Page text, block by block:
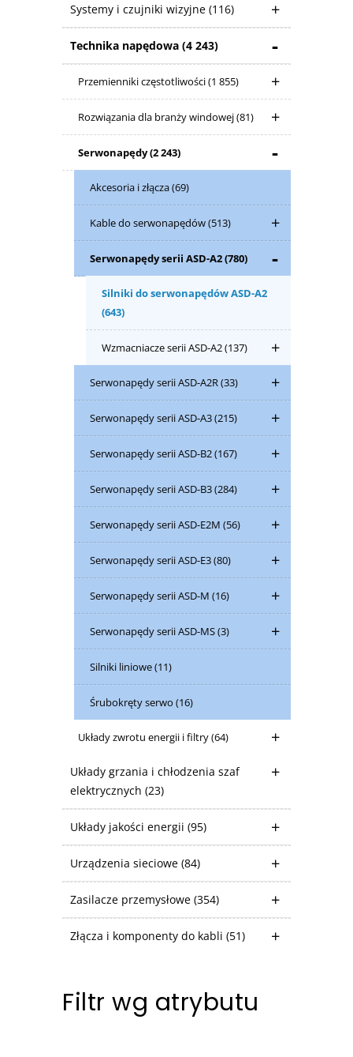
Systemy i czujniki wizyjne (116)
Technika napędowa (4 243)
Przemienniki częstotliwości(1 855)
Rozwiązania dla branży windowej(81)
Serwonapędy(2 243)
Akcesoria i złącza(69)
Kable do serwonapędów(513)
Serwonapędy serii ASD-A2(780)
Silniki do serwonapędów ASD-A2
(643)
Wzmacniacze serii ASD-A2(137)
Serwonapędy serii ASD-A2R(33)
Serwonapędy serii ASD-A3(215)
Serwonapędy serii ASD-B2(167)
Serwonapędy serii ASD-B3(284)
Serwonapędy serii ASD-E2M (56)
Serwonapędy serii ASD-E3(80)
Serwonapędy serii ASD-M (16)
Serwonapędy serii ASD-MS(3)
Silniki liniowe(11)
Śrubokręty serwo (16)
Układy zwrotu energii i filtry(64)
Układy grzania i chłodzenia szaf
elektrycznych (23)
Układy jakości energii (95)
Urządzenia sieciowe (84)
Zasilacze przemysłowe (354)
Złącza i komponenty do kabli (51)
Filtr wg atrybutu